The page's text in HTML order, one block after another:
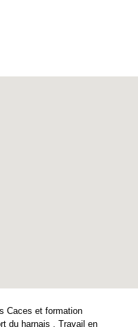
Caces et formation
du harnais , Travail en